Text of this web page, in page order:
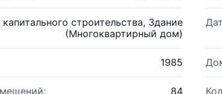
строительства, Здание
(Многоквартирный дом)
1985
84